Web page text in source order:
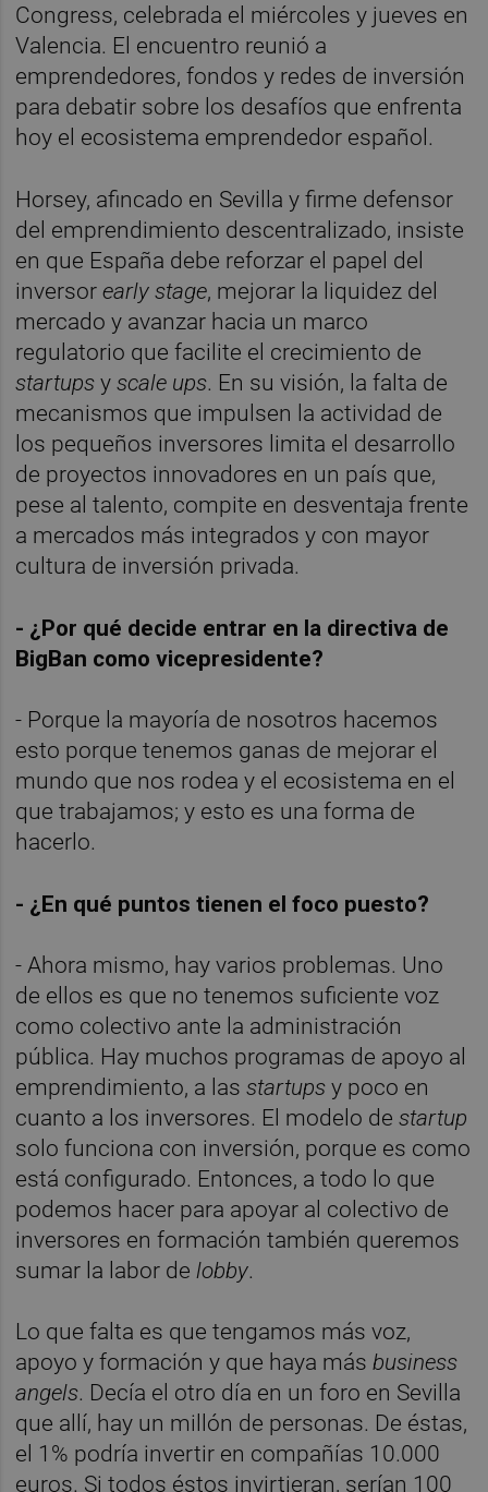
Congress, celebrada el miércoles y jueves en
Valencia. El encuentro reunió a
emprendedores, fondos y redes de inversión
para debatir sobre los desafíos que enfrenta
hoy el ecosistema emprendedor español.
Horsey, afincado en Sevilla y firme defensor
del emprendimiento descentralizado, insiste
en que España debe reforzar el papel del
inversorearly stage, mejorar la liquidez del
mercado y avanzar hacia un marco
regulatorio que facilite el crecimiento de
startups yscale ups. En su visión, la falta de
mecanismos que impulsen la actividad de
los pequeños inversores limita el desarrollo
de proyectos innovadores en un país que,
pese al talento, compite en desventaja frente
a mercados más integrados y con mayor
cultura de inversión privada.
- ¿Por qué decide entrar en la directiva de
BigBan como vicepresidente?
- Porque la mayoría de nosotros hacemos
esto porque tenemos ganas de mejorar el
mundo que nos rodea y el ecosistema en el
que trabajamos; y esto es una forma de
hacerlo.
- ¿En qué puntos tienen el foco puesto?
- Ahora mismo, hay varios problemas. Uno
de ellos es que no tenemos suficiente voz
como colectivo ante la administración
pública. Hay muchos programas de apoyo al
emprendimiento, a lasstartups y poco en
cuanto a los inversores. El modelo destartup
solo funciona con inversión, porque es como
está configurado. Entonces, a todo lo que
podemos hacer para apoyar al colectivo de
inversores en formación también queremos
sumar la labor delobby.
Lo que falta es que tengamos más voz,
apoyo y formación y que haya másbusiness
angels. Decía el otro día en un foro en Sevilla
que allí, hay un millón de personas. De éstas,
el 1% podría invertir en compañías 10.000
euros. Si todos éstos invirtieran, serían 100